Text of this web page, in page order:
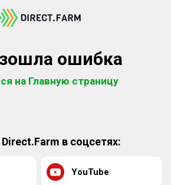
ошибка
на Главную страницу
в соцсетях:
YouTube